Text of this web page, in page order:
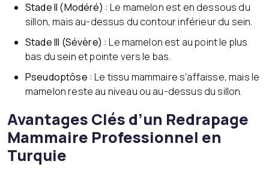
Stade II (Modéré) : Le mamelon est en dessous du
sillon, mais au-dessus du contour inférieur du sein.
Stade III (Sévère) : Le mamelon est au point le plus
bas du sein et pointe vers le bas.
Pseudoptôse : Le tissu mammaire s’affaisse, mais le
mamelon reste au niveau ou au-dessus du sillon.
Avantages Clés d’un Redrapage
Mammaire Professionnel en
Turquie